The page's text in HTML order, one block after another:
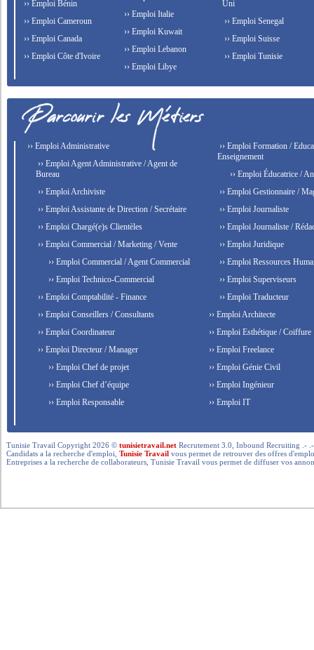
›› Emploi Bénin
›› Emploi Cameroun
›› Emploi Canada
›› Emploi Côte d'Ivoire
›› Emploi Italie
›› Emploi Kuwait
›› Emploi Lebanon
›› Emploi Libye
Uni
›› Emploi Senegal
›› Emploi Suisse
›› Emploi Tunisie
›› Emploi Administrative
›› Emploi Agent Administrative / Agent de
Bureau
›› Emploi Archiviste
›› Emploi Assistante de Direction / Secrétaire
›› Emploi Chargé(e)s Clientèles
›› Emploi Commercial / Marketing / Vente
›› Emploi Commercial / Agent Commercial
›› Emploi Technico-Commercial
›› Emploi Comptabilité - Finance
›› Emploi Conseillers / Consultants
›› Emploi Coordinateur
›› Emploi Directeur / Manager
›› Emploi Chef de projet
›› Emploi Chef d’équipe
›› Emploi Responsable
›› Emploi Formation /
Enseignement
›› Emploi Éducatrice /
›› Emploi Gestionnaire /
›› Emploi Journaliste
›› Emploi Journaliste /
›› Emploi Juridique
›› Emploi Ressources
›› Emploi Superviseurs
›› Emploi Traducteur
›› Emploi Architecte
›› Emploi Esthétique / Coiffure
›› Emploi Freelance
›› Emploi Génie Civil
›› Emploi Ingénieur
›› Emploi IT
Tunisie Travail Copyright 2026 ©tunisietravail.net Recrutement 3.0, Inbound Recruiting .-
Candidats a la recherche d'emploi,Tunisie Travail vous permet de retrouver des offres
Entreprises a la recherche de collaborateurs, Tunisie Travail vous permet de diffuser vos